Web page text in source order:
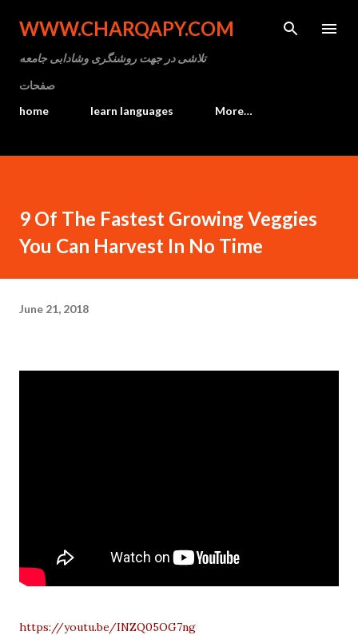
Skip to main content
WWW.CHARQAPY.COM
تلاشی در جهت روشنگری وشادابی جامعه
صفحات
home
learn languages More…
9 Of The Fastest Growing Veggies
You Can Harvest In No Time
June 21, 2018
https://youtu.be/INZQ05OG7ng